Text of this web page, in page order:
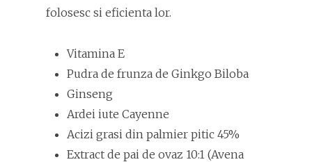
folosesc si eficienta lor.
Vitamina E
Pudra de frunza de Ginkgo Biloba
Ginseng
Ardei iute Cayenne
Acizi grasi din palmier pitic 45%
Extract de pai de ovaz 10:1 (Avena